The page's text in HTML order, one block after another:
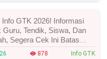
Info GTK 2026! Informasi
Guru, Tendik, Siswa, Dan
Segera Cek Ini Batas
878 Info GTK